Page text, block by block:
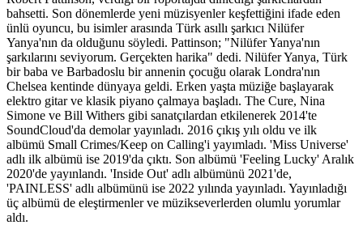
bahsetti. Son dönemlerde yeni müzisyenler keşfettiğini ifade eden
ünlü oyuncu, bu isimler arasında Türk asıllı şarkıcı Nilüfer
Yanya'nın da olduğunu söyledi. Pattinson; "Nilüfer Yanya'nın
şarkılarını seviyorum. Gerçekten harika" dedi. Nilüfer Yanya, Türk
bir baba ve Barbadoslu bir annenin çocuğu olarak Londra'nın
Chelsea kentinde dünyaya geldi. Erken yaşta müziğe başlayarak
elektro gitar ve klasik piyano çalmaya başladı. The Cure, Nina
Simone ve Bill Withers gibi sanatçılardan etkilenerek 2014'te
SoundCloud'da demolar yayınladı. 2016 çıkış yılı oldu ve ilk
albümü Small Crimes/Keep on Calling'i yayımladı. 'Miss Universe'
adlı ilk albümü ise 2019'da çıktı. Son albümü 'Feeling Lucky' Aralık
2020'de yayınlandı. 'Inside Out' adlı albümünü 2021'de,
'PAINLESS' adlı albümünü ise 2022 yılında yayınladı. Yayınladığı
üç albümü de eleştirmenler ve müzikseverlerden olumlu yorumlar
aldı.